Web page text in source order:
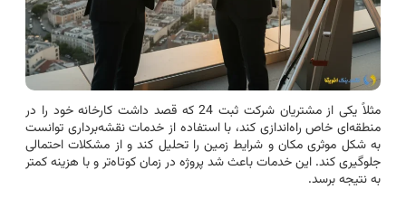
مثلاً یکی از مشتریان شرکت ثبت 24 که قصد داشت کارخانه خود را در
منطقه‌ای خاص راه‌اندازی کند، با استفاده از خدمات نقشه‌برداری توانست
به شکل موثری مکان و شرایط زمین را تحلیل کند و از مشکلات احتمالی
جلوگیری کند. این خدمات باعث شد پروژه در زمان کوتاه‌تر و با هزینه کمتر
به نتیجه برسد.